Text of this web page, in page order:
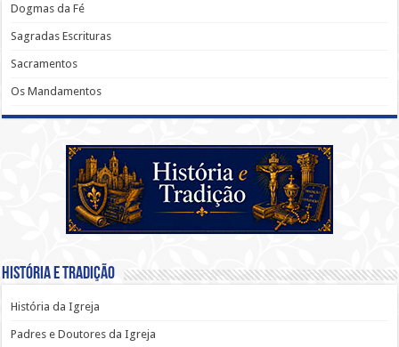
Dogmas da Fé
Sagradas Escrituras
Sacramentos
Os Mandamentos
História e Tradição
História da Igreja
Padres e Doutores da Igreja